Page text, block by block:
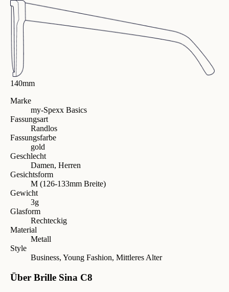
140mm
Marke
my-Spexx Basics
Fassungsart
Randlos
Fassungsfarbe
gold
Geschlecht
Damen, Herren
Gesichtsform
M (126-133mm Breite)
Gewicht
3g
Glasform
Rechteckig
Material
Metall
Style
Business, Young Fashion, Mittleres Alter
Über Brille Sina C8